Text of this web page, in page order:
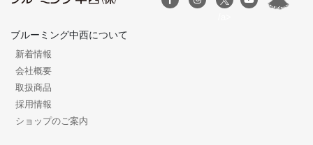
ブルーミング中西について
新着情報
会社概要
取扱商品
採用情報
ショップのご案内